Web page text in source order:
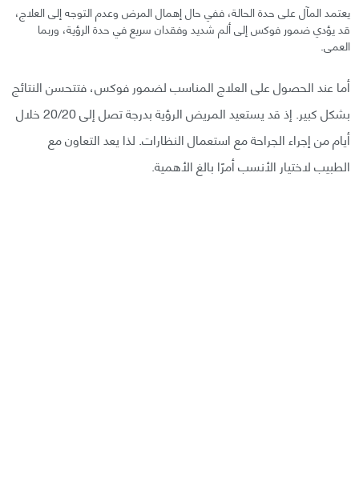
يعتمد المآل على حدة الحالة، ففي حال إهمال المرض وعدم التوجه إلى العلاج،
قد يؤدي ضمور فوكس إلى ألم شديد وفقدان سريع في حدة الرؤية، وربما
العمى.
أما عند الحصول على العلاج المناسب لضمور فوكس، فتتحسن النتائج
بشكل كبير. إذ قد يستعيد المريض الرؤية بدرجة تصل إلى 20/20 خلال
أيام من إجراء الجراحة مع استعمال النظارات. لذا يعد التعاون مع
الطبيب لاختيار الأنسب أمرًا بالغ الأهمية.